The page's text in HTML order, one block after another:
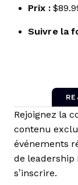
Prix :
Suivre la
Rejoignez la
contenu
événements
de leadership
s’inscrire.